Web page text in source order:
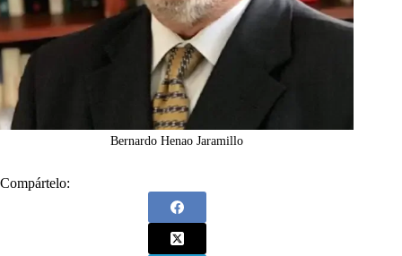
Bernardo Henao Jaramillo
Compártelo: